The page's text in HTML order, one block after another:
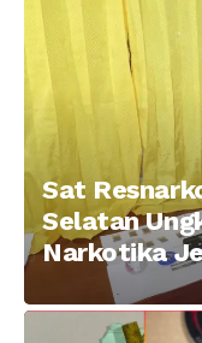
Sat
Selatan
Narkotika